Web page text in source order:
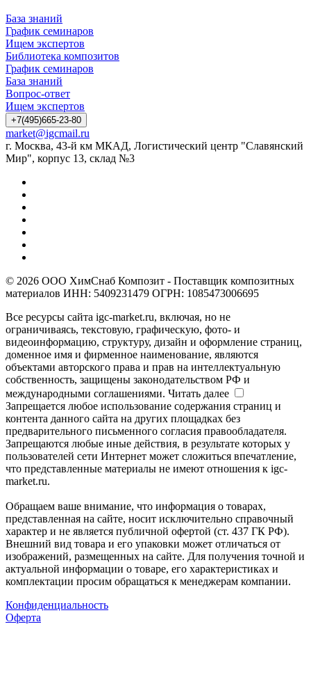
База знаний
График семинаров
Ищем экспертов
Библиотека композитов
График семинаров
База знаний
Вопрос-ответ
Ищем экспертов
+7(495)665-23-80
market@igcmail.ru
г. Москва, 43-й км МКАД, Логистический центр "Славянский
Мир", корпус 13, склад №3
© 2026 ООО ХимСнаб Композит - Поставщик композитных
материалов ИНН: 5409231479 ОГРН: 1085473006695
Все ресурсы сайта igc-market.ru, включая, но не
ограничиваясь, текстовую, графическую, фото- и
видеоинформацию, структуру, дизайн и оформление страниц,
доменное имя и фирменное наименование, являются
объектами авторского права и прав на интеллектуальную
собственность, защищены законодательством РФ и
международными соглашениями. Читать далее
Запрещается любое использование содержания страниц и
контента данного сайта на других площадках без
предварительного письменного согласия правообладателя.
Запрещаются любые иные действия, в результате которых у
пользователей сети Интернет может сложиться впечатление,
что представленные материалы не имеют отношения к igc-
market.ru.
Обращаем ваше внимание, что информация о товарах,
представленная на сайте, носит исключительно справочный
характер и не является публичной офертой (ст. 437 ГК РФ).
Внешний вид товара и его упаковки может отличаться от
изображений, размещенных на сайте. Для получения точной и
актуальной информации о товаре, его характеристиках и
комплектации просим обращаться к менеджерам компании.
Конфиденциальность
Оферта